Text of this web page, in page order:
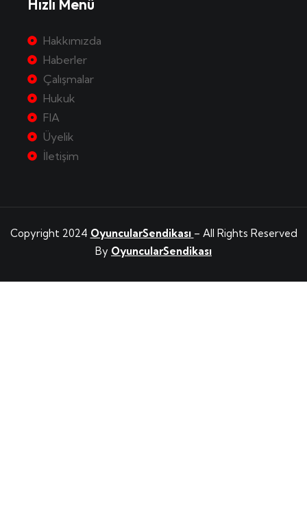
Hızlı Menü
Hakkımızda
Haberler
Çalışmalar
Hukuk
FIA
Üyelik
İletişim
Copyright 2024 OyuncularSendikası – All Rights Reserved
By OyuncularSendikası